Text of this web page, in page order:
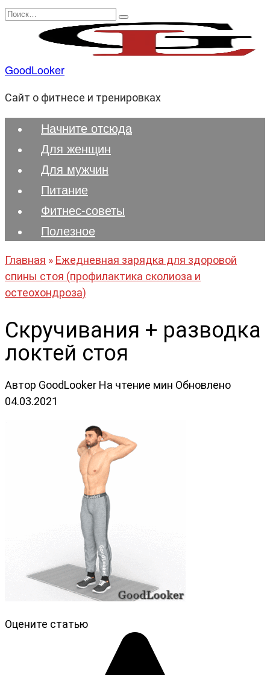
Перейти
содержанию
Search
GoodLooker
Сайт о фитнесе и тренировках
Начните отсюда
Для женщин
Для мужчин
Питание
Фитнес-советы
Полезноe
Главная » Ежедневная зарядка для здоровой
спины стоя (профилактика сколиоза и
остеохондроза)
Скручивания + разводка
локтей стоя
Автор GoodLooker На чтение мин Обновлено
04.03.2021
Оцените статью